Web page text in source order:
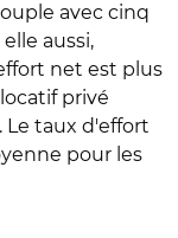
avec cinq
aussi,
net est plus
privé
Le taux d'effort
pour les